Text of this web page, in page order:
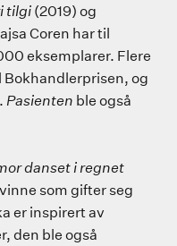
tilgi (2019) og
Coren har til
eksemplarer. Flere
Bokhandlerprisen, og
Pasienten ble også
danset i regnet
som gifter seg
er inspirert av
den ble også